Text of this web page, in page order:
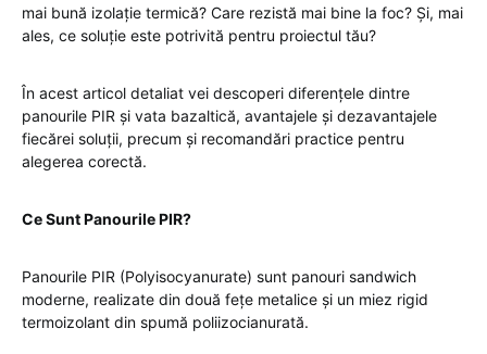
mai bună izolație termică? Care rezistă mai bine la foc? Și, mai
ales, ce soluție este potrivită pentru proiectul tău?
În acest articol detaliat vei descoperi diferențele dintre
panourile PIR și vata bazaltică, avantajele și dezavantajele
fiecărei soluții, precum și recomandări practice pentru
alegerea corectă.
Ce Sunt Panourile PIR?
Panourile PIR (Polyisocyanurate) sunt panouri sandwich
moderne, realizate din două fețe metalice și un miez rigid
termoizolant din spumă poliizocianurată.